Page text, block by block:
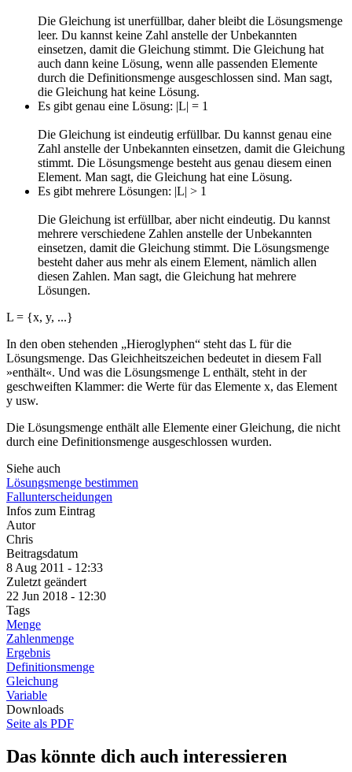
Die Gleichung ist unerfüllbar, daher bleibt die Lösungsmenge
leer. Du kannst keine Zahl anstelle der Unbekannten
einsetzen, damit die Gleichung stimmt. Die Gleichung hat
auch dann keine Lösung, wenn alle passenden Elemente
durch die Definitionsmenge ausgeschlossen sind. Man sagt,
die Gleichung hat keine Lösung.
Es gibt genau eine Lösung: |L| = 1
Die Gleichung ist eindeutig erfüllbar. Du kannst genau eine
Zahl anstelle der Unbekannten einsetzen, damit die Gleichung
stimmt. Die Lösungsmenge besteht aus genau diesem einen
Element. Man sagt, die Gleichung hat eine Lösung.
Es gibt mehrere Lösungen: |L| > 1
Die Gleichung ist erfüllbar, aber nicht eindeutig. Du kannst
mehrere verschiedene Zahlen anstelle der Unbekannten
einsetzen, damit die Gleichung stimmt. Die Lösungsmenge
besteht daher aus mehr als einem Element, nämlich allen
diesen Zahlen. Man sagt, die Gleichung hat mehrere
Lösungen.
L = {x, y, ...}
In den oben stehenden „Hieroglyphen“ steht das L für die
Lösungsmenge. Das Gleichheitszeichen bedeutet in diesem Fall
»enthält«. Und was die Lösungsmenge L enthält, steht in der
geschweiften Klammer: die Werte für das Elemente x, das Element
y usw.
Die Lösungsmenge enthält alle Elemente einer Gleichung, die nicht
durch eine Definitionsmenge ausgeschlossen wurden.
Siehe auch
Lösungsmenge bestimmen
Fallunterscheidungen
Infos zum Eintrag
Autor
Chris
Beitragsdatum
8 Aug 2011 - 12:33
Zuletzt geändert
22 Jun 2018 - 12:30
Tags
Menge
Zahlenmenge
Ergebnis
Definitionsmenge
Gleichung
Variable
Downloads
Seite als PDF
Das könnte dich auch interessieren